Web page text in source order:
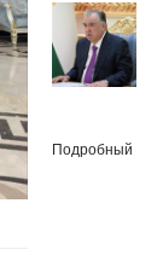
Подробный